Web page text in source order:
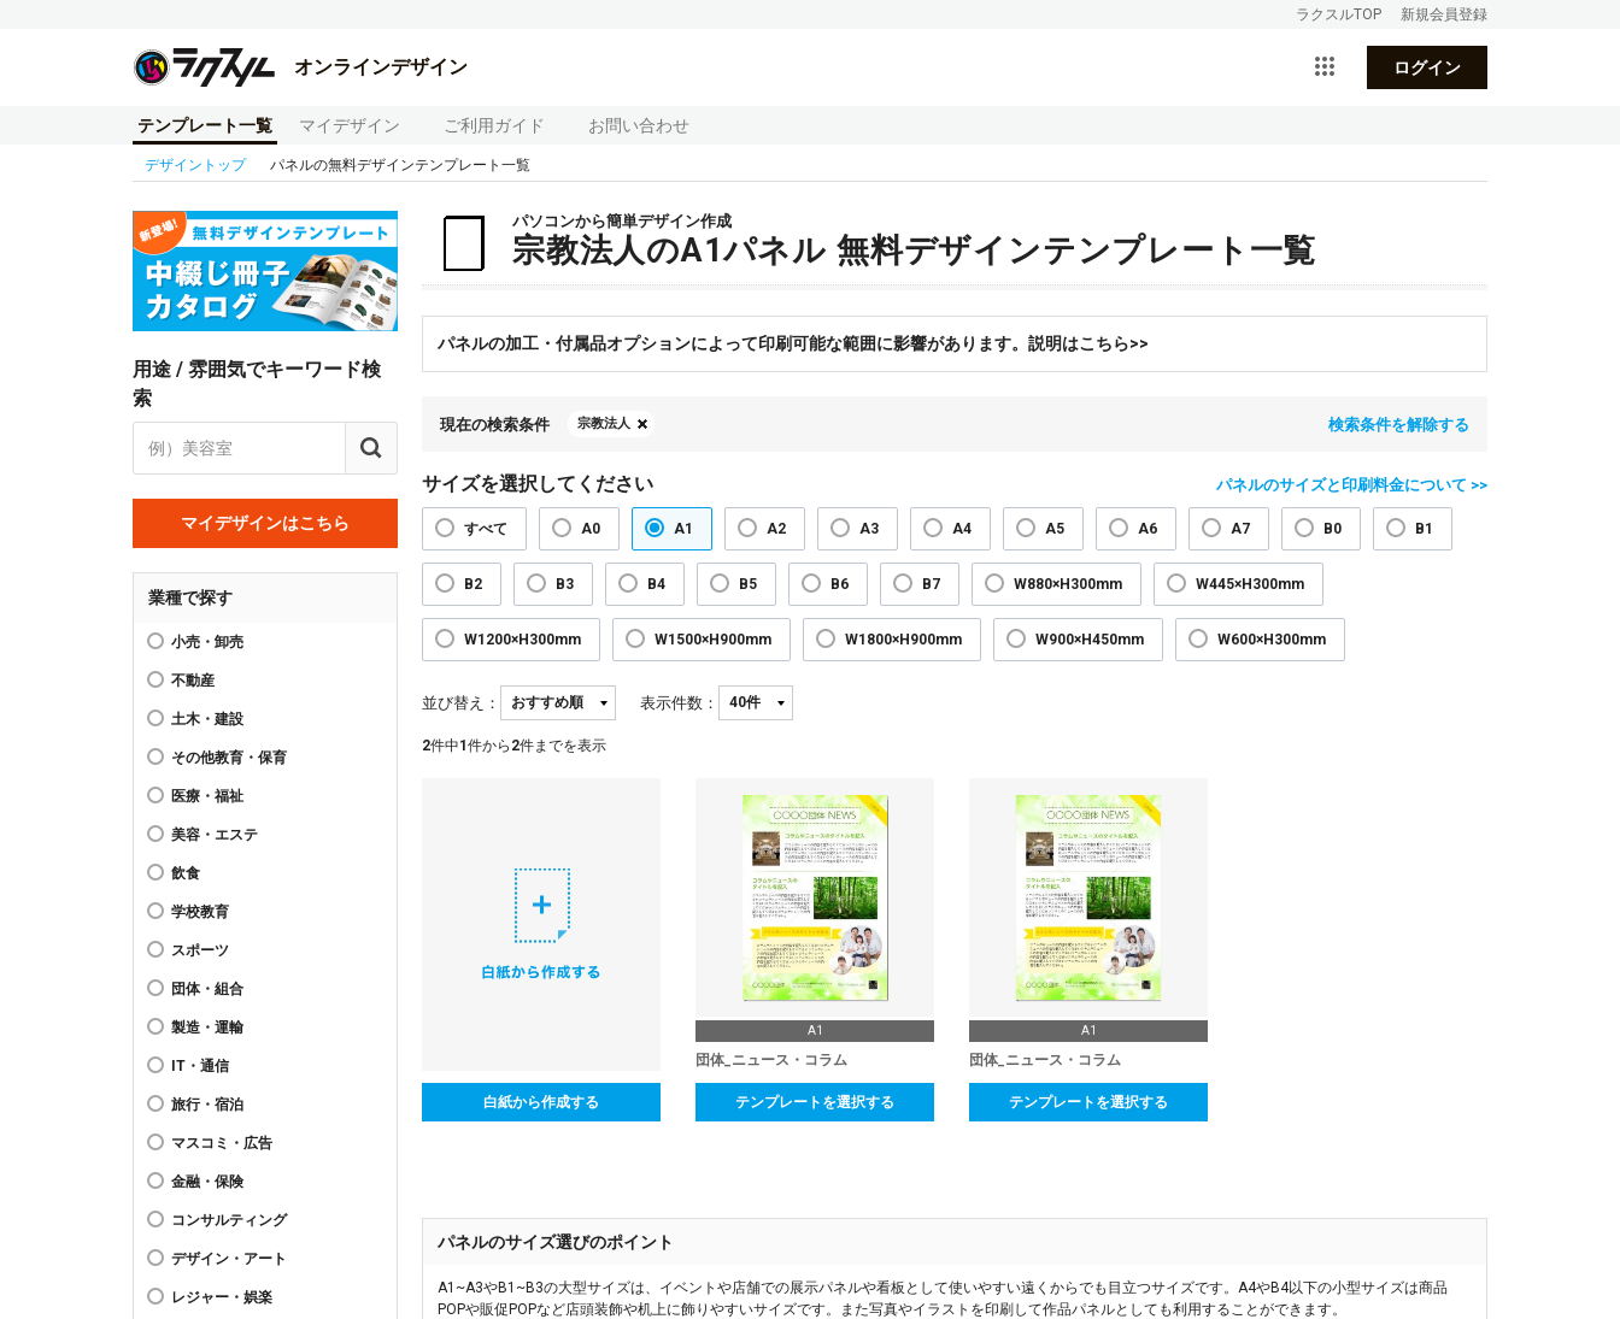
ラクスルTOP 新規会員登録
オンラインデザイン ログイン
テンプレート一覧 マイデザイン ご利用ガイド お問い合わせ
デザイントップ パネルの無料デザインテンプレート一覧
用途 / 雰囲気でキーワード検
索
マイデザインはこちら
業種で探す
小売・卸売
不動産
土木・建設
その他教育・保育
医療・福祉
美容・エステ
飲食
学校教育
スポーツ
団体・組合
製造・運輸
IT・通信
旅行・宿泊
マスコミ・広告
金融・保険
コンサルティング
デザイン・アート
レジャー・娯楽
パソコンから簡単デザイン作成
宗教法人のA1パネル 無料デザインテンプレート一覧
パネルの加工・付属品オプションによって印刷可能な範囲に影響があります。説明はこちら>>
現在の検索条件 宗教法人 検索条件を解除する
サイズを選択してください パネルのサイズと印刷料金について >>
すべて A0 A1 A2 A3 A4 A5 A6 A7 B0 B1
B2 B3 B4 B5 B6 B7 W880×H300mm W445×H300mm
W1200×H300mm W1500×H900mm W1800×H900mm W900×H450mm W600×H300mm
並び替え： 表示件数：
2件中1 件から 2件までを表示
白紙から作成する
A1
団体_ニュース・コラム
テンプレートを選択する
A1
団体_ニュース・コラム
テンプレートを選択する
パネルのサイズ選びのポイント
A1~A3やB1~B3の大型サイズは、イベントや店舗での展示パネルや看板として使いやすい遠くからでも目立つサイズです。A4やB4以下の小型サイズは商品
POPや販促POPなど店頭装飾や机上に飾りやすいサイズです。また写真やイラストを印刷して作品パネルとしても利用することができます。